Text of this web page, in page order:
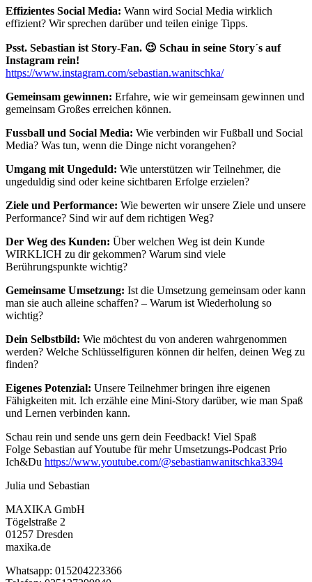
Effizientes Social Media: Wann wird Social Media wirklich
effizient? Wir sprechen darüber und teilen einige Tipps.
Psst. Sebastian ist Story-Fan. 😉 Schau in seine Story´s auf
Instagram rein!
https://www.instagram.com/sebastian.wanitschka/
Gemeinsam gewinnen: Erfahre, wie wir gemeinsam gewinnen und
gemeinsam Großes erreichen können.
Fussball und Social Media: Wie verbinden wir Fußball und Social
Media? Was tun, wenn die Dinge nicht vorangehen?
Umgang mit Ungeduld: Wie unterstützen wir Teilnehmer, die
ungeduldig sind oder keine sichtbaren Erfolge erzielen?
Ziele und Performance: Wie bewerten wir unsere Ziele und unsere
Performance? Sind wir auf dem richtigen Weg?
Der Weg des Kunden: Über welchen Weg ist dein Kunde
WIRKLICH zu dir gekommen? Warum sind viele
Berührungspunkte wichtig?
Gemeinsame Umsetzung: Ist die Umsetzung gemeinsam oder kann
man sie auch alleine schaffen? – Warum ist Wiederholung so
wichtig?
Dein Selbstbild: Wie möchtest du von anderen wahrgenommen
werden? Welche Schlüsselfiguren können dir helfen, deinen Weg zu
finden?
Eigenes Potenzial: Unsere Teilnehmer bringen ihre eigenen
Fähigkeiten mit. Ich erzähle eine Mini-Story darüber, wie man Spaß
und Lernen verbinden kann.
Schau rein und sende uns gern dein Feedback! Viel Spaß
Folge Sebastian auf Youtube für mehr Umsetzungs-Podcast Prio
Ich&Du https://www.youtube.com/@sebastianwanitschka3394
Julia und Sebastian
MAXIKA GmbH
Tögelstraße 2
01257 Dresden
maxika.de
Whatsapp: 015204223366